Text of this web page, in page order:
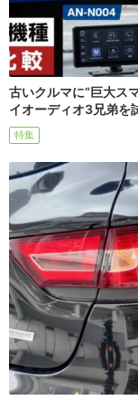
古いクルマに“巨大ス
イオーディオ3兄弟を
特集